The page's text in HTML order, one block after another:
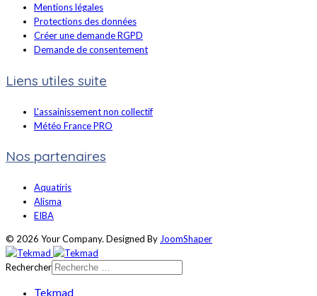
Mentions légales
Protections des données
Créer une demande RGPD
Demande de consentement
Liens utiles suite
L'assainissement non collectif
Météo France PRO
Nos partenaires
Aquatiris
Alisma
EIBA
© 2026 Your Company. Designed By JoomShaper
Rechercher
Tekmad